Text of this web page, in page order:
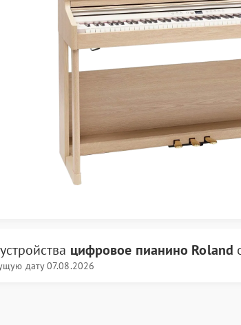
цифровое пианино Roland
дату 07.08.2026